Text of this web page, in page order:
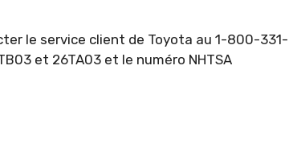
le service client de Toyota au 1-800-331-
et 26TA03 et le numéro NHTSA